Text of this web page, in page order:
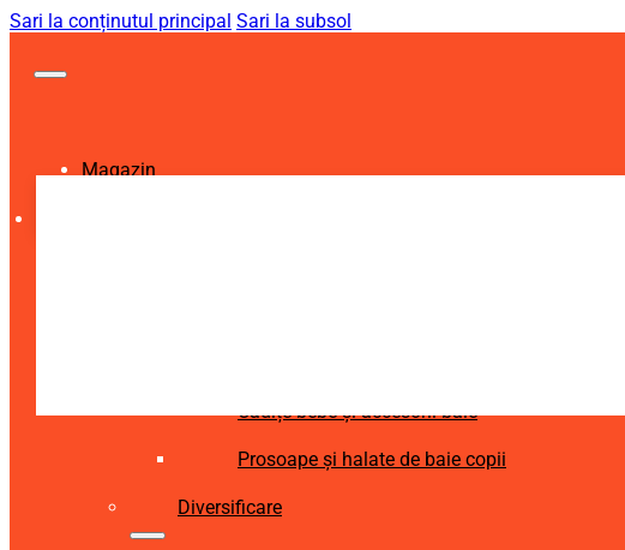
Sari la conținutul principal Sari la subsol
Magazin
Cădițe bebe și accesorii baie
Prosoape și halate de baie copii
Diversificare